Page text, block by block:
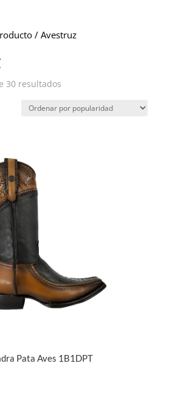
/ Avestruz
30 resultadosOrdenado
popularidad
Pata Aves 1B1DPT